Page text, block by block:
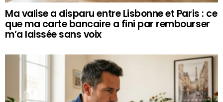
Ma valise a disparu entre Lisbonne et Paris : ce
que ma carte bancaire a fini par rembourser
m’a laissée sans voix